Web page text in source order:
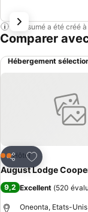
Ce résumé a été créé
Comparer
Hébergement
Partager
Ajouter à mes
2 Étoiles
Hôtel
August Lodge
9,2 Excellent (520
Oneonta, Etats-Unis